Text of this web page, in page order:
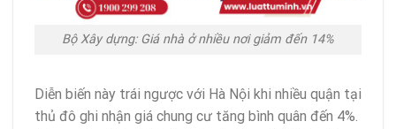
Bộ Xây dựng: Giá nhà ở nhiều nơi giảm đến 14%
Diễn biến này trái ngược với Hà Nội khi nhiều quận tại
thủ đô ghi nhận giá chung cư tăng bình quân đến 4%.